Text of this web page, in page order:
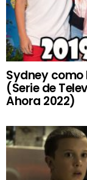
Sydney como
(Serie de
Ahora 2022)